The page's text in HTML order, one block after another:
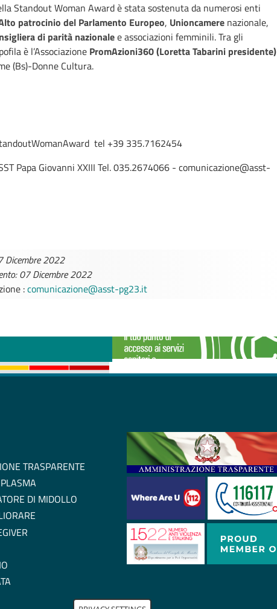
Standout Woman Award è stata sostenuta da numerosi enti
patrocinio del Parlamento Europeo, Unioncamere nazionale,
di parità nazionalee associazioni femminili. Tra gli
è l’Associazione PromAzioni360 (Loretta Tabarini presidente)
(Bs)-Donne Cultura.
tel +39 335.7162454
Papa Giovanni XXIII Tel. 035.2674066 - comunicazione@asst-
Dicembre 2022
07 Dicembre 2022
:comunicazione@asst-pg23.it
TRASPARENTE
DI MIDOLLO